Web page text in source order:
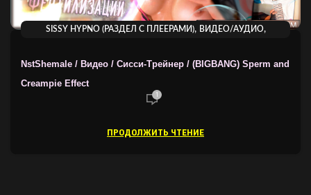
SISSY HYPNO (РАЗДЕЛ С ПЛЕЕРАМИ), ВИДЕО/АУДИО,
NstShemale / Видео / Сисси-Трейнер / (BIGBANG) Sperm and
Creampie Effect
1
ПРОДОЛЖИТЬ ЧТЕНИЕ